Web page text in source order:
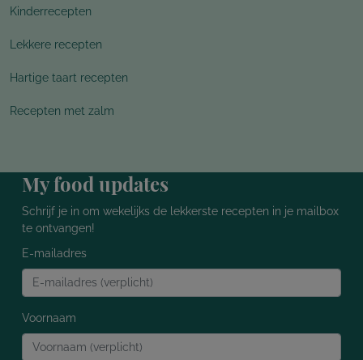
Kinderrecepten
Lekkere recepten
Hartige taart recepten
Recepten met zalm
My food updates
Schrijf je in om wekelijks de lekkerste recepten in je mailbox
te ontvangen!
E-mailadres
Voornaam